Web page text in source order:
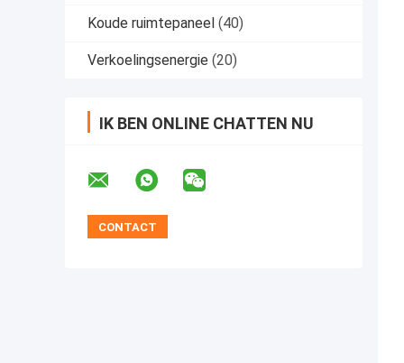
Koude ruimtepaneel (40)
Verkoelingsenergie (20)
IK BEN ONLINE CHATTEN NU